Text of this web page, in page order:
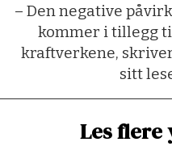
– Den negative
kommer i tillegg
kraftverkene,
sitt
Les